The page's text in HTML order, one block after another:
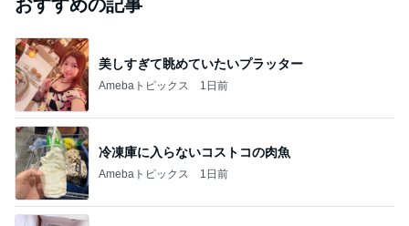
おすすめの記事
美しすぎて眺めていたいプラッター
Amebaトピックス 1日前
冷凍庫に入らないコストコの肉魚
Amebaトピックス 1日前